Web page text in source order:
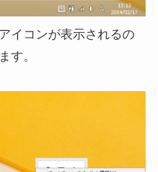
イコンが表示されるの
す。